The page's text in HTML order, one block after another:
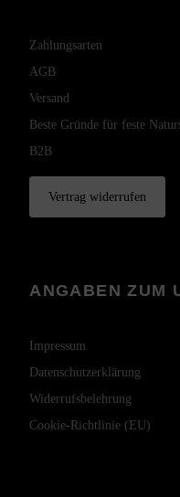
Zahlungsarten
AGB
Versand
Beste Gründe für feste
B2B
Vertrag widerrufen
ANGABEN ZUM
Impressum
Datenschutzerklärung
Widerrufsbelehrung
Cookie-Richtlinie (EU)